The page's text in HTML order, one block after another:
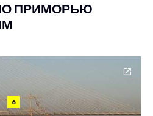
ПРИМОРЬЮ
6